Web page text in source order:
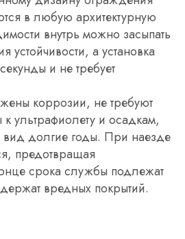
в любую архитектурную
внутрь можно засыпать
устойчивости, а установка
и не требует
коррозии, не требуют
к ультрафиолету и осадкам,
долгие годы. При наезде
предотвращая
срока службы подлежат
вредных покрытий.